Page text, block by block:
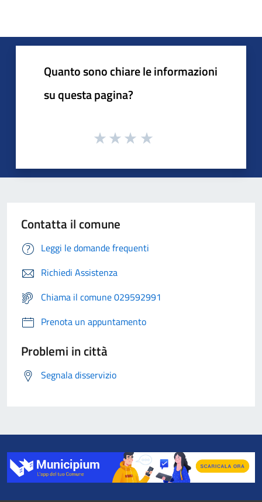
Quanto sono chiare le informazioni
su questa pagina?
Contatta il comune
Leggi le domande frequenti
Richiedi Assistenza
Chiama il comune 029592991
Prenota un appuntamento
Problemi in città
Segnala disservizio